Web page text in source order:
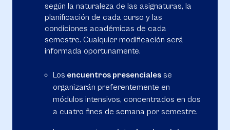
según la naturaleza de las asignaturas, la
planificación de cada curso y las
condiciones académicas de cada
semestre. Cualquier modificación será
informada oportunamente.
Los encuentros presenciales se
organizarán preferentemente en
módulos intensivos, concentrados en dos
a cuatro fines de semana por semestre.